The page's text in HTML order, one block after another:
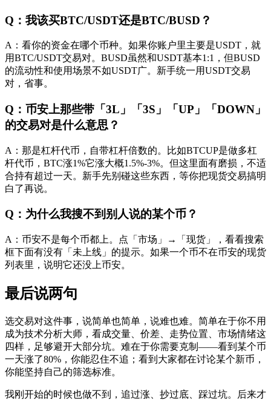
Q：我该买BTC/USDT还是BTC/BUSD？
A：看你的资金在哪个币种。如果你账户里主要是USDT，就
用BTC/USDT交易对。BUSD虽然和USDT基本1:1，但BUSD
的流动性和使用场景不如USDT广。新手统一用USDT交易
对，省事。
Q：币安上那些带「3L」「3S」「UP」「DOWN」
的交易对是什么意思？
A：那是杠杆代币，自带杠杆倍数的。比如BTCUP是做多杠
杆代币，BTC涨1%它涨大概1.5%-3%。但这里面有磨损，不适
合持有超过一天。新手先别碰这些东西，等你把现货交易搞明
白了再说。
Q：为什么我搜不到别人说的某个币？
A：币安不是每个币都上。点「市场」→「现货」，看看搜索
框下面有没有「未上线」的提示。如果一个币不在币安的现货
列表里，说明它还没上币安。
最后说两句
选交易对这件事，说简单也简单，说难也难。简单在于你不用
成为技术分析大师，看成交量、价差、走势位置、市场情绪这
四样，足够避开大部分坑。难在于你需要克制——看到某个币
一天涨了80%，你能忍住不追；看到大家都在讨论某个新币，
你能坚持自己的筛选标准。
我刚开始的时候也做不到，追过涨、抄过底、踩过坑。后来才